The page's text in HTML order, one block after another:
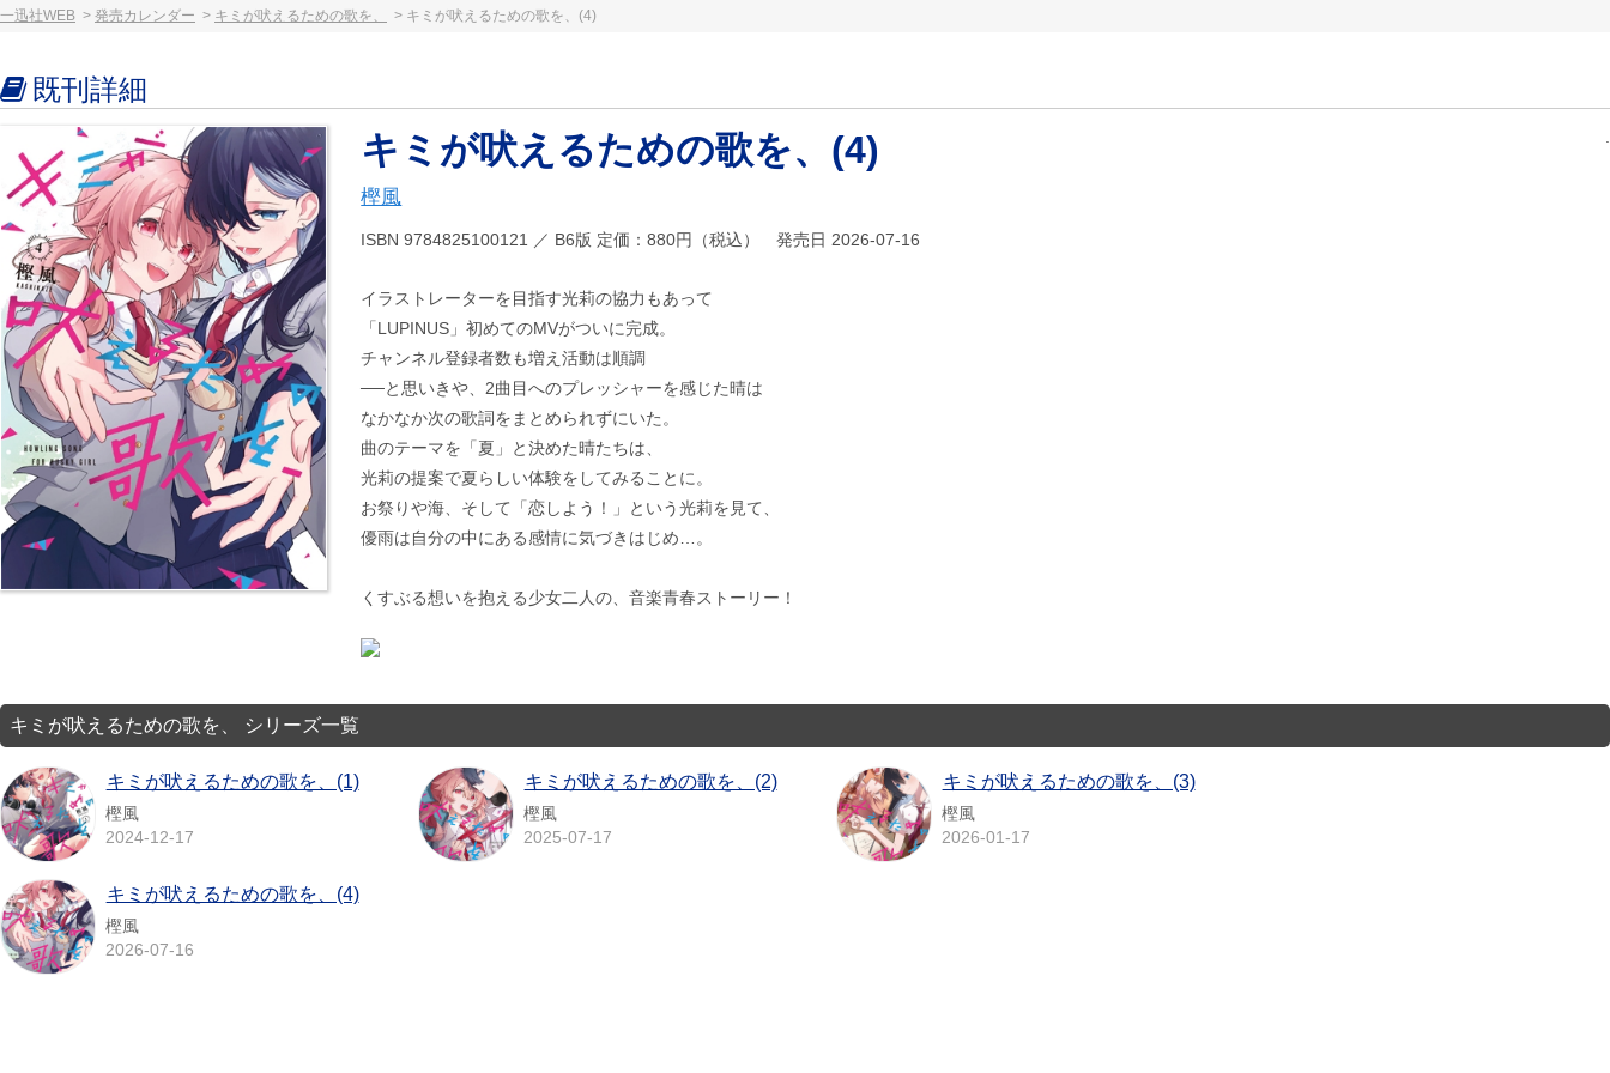
一迅社WEB 発売カレンダー キミが吠えるための歌を、 キミが吠えるための歌を、(4)
既刊詳細
キミが吠えるための歌を、(4)
樫風
ISBN 9784825100121 ／ B6版 定価：880円（税込） 発売日 2026-07-16
イラストレーターを目指す光莉の協力もあって
「LUPINUS」初めてのMVがついに完成。
チャンネル登録者数も増え活動は順調
──と思いきや、2曲目へのプレッシャーを感じた晴は
なかなか次の歌詞をまとめられずにいた。
曲のテーマを「夏」と決めた晴たちは、
光莉の提案で夏らしい体験をしてみることに。
お祭りや海、そして「恋しよう！」という光莉を見て、
優雨は自分の中にある感情に気づきはじめ…。
くすぶる想いを抱える少女二人の、音楽青春ストーリー！
キミが吠えるための歌を、 シリーズ一覧
キミが吠えるための歌を、(1)
樫風
2024-12-17
キミが吠えるための歌を、(2)
樫風
2025-07-17
キミが吠えるための歌を、(3)
樫風
2026-01-17
キミが吠えるための歌を、(4)
樫風
2026-07-16